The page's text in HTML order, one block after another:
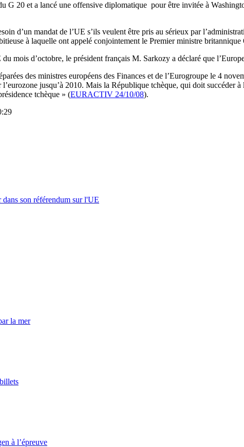
G 20 et a lancé une offensive diplomatique pour être invitée à
d’un mandat de l’UE s’ils veulent être pris au sérieux par
à laquelle ont appelé conjointement le Premier ministre
mois d’octobre, le président français M. Sarkozy a déclaré que
des ministres européens des Finances et de l’Eurogroupe le 4
jusqu’à 2010. Mais la République tchèque, qui doit succéder
tchèque » (EURACTIV 24/10/08).
son référendum sur l'UE
la mer
à l’épreuve